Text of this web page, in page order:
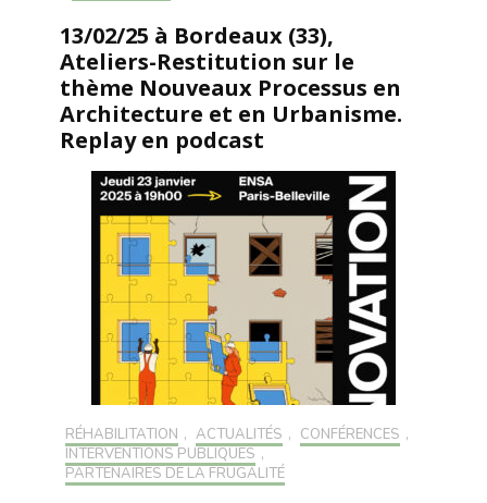
13/02/25 à Bordeaux (33),
Ateliers-Restitution sur le
thème Nouveaux Processus en
Architecture et en Urbanisme.
Replay en podcast
RÉHABILITATION , ACTUALITÉS , CONFÉRENCES ,
INTERVENTIONS PUBLIQUES ,
PARTENAIRES DE LA FRUGALITÉ